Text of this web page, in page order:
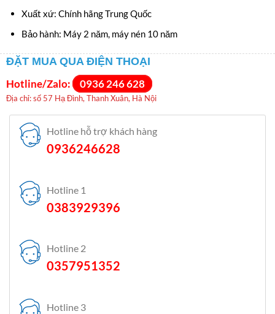
Xuất xứ: Chính hãng Trung Quốc
Bảo hành: Máy 2 năm, máy nén 10 năm
ĐẶT MUA QUA ĐIỆN THOẠI
Hotline/Zalo: 0936 246 628
Địa chỉ: số 57 Hạ Đình, Thanh Xuân, Hà Nội
Hotline hỗ trợ khách hàng
0936246628
Hotline 1
0383929396
Hotline 2
0357951352
Hotline 3